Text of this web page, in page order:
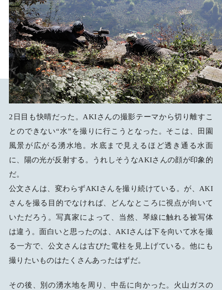
2日目も快晴だった。AKIさんの撮影テーマから切り離すこ
とのできない“水”を撮りに行こうとなった。そこは、田園
風景が広がる湧水地。水底まで見えるほど透き通る水面
に、陽の光が反射する。うれしそうなAKIさんの顔が印象的
だ。
公文さんは、変わらずAKIさんを撮り続けている。が、AKI
さんを撮る目的でなければ、どんなところに視点が向いて
いただろう。写真家によって、当然、琴線に触れる被写体
は違う。面白いと思ったのは、AKIさんは下を向いて水を撮
る一方で、公文さんは古びた電柱を見上げている。他にも
撮りたいものはたくさんあったはずだ。
その後、別の湧水地を周り、中岳に向かった。火山ガスの